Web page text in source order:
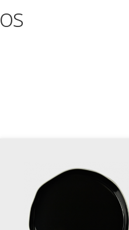
PRODUTOS